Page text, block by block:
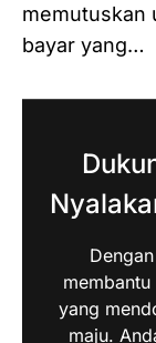
memutuskan
bayar yang…
yang
maju.